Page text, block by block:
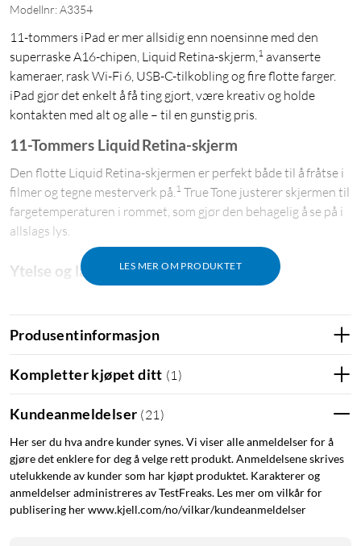
Modellnr: A3354
11-tommers iPad er mer allsidig enn noensinne med den
superraske A16-chipen, Liquid Retina-skjerm,1 avanserte
kameraer, rask Wi-Fi 6, USB-C-tilkobling og fire flotte farger.
iPad gjør det enkelt å få ting gjort, være kreativ og holde
kontakten med alt og alle – til en gunstig pris.
LES MER OM PRODUKTET
11-Tommers Liquid Retina-skjerm
Den flotte Liquid Retina-skjermen er perfekt både til å fråtse i
filmer og tegne mesterverk på. 1 True Tone justerer skjermen til
fargetemperaturen i rommet, som gjør den behagelig å se på i
allslags lys.
Ytelse og lagringsplass
å gjøre. Og med heldagsbatteri er iPad perfekt for å spille
oppslukende spill og redigere bilder og videoer.
iPadOS + apper
iPadOS gjør iPad enda mer produktiv, intuitiv og allsidig. Med
iPadOS kan du kjøre flere apper samtidig, og redigere og dele
bilder. iPad leveres med apper som Safari, Meldinger og
Keynote, og du finner over en million andre apper i App Store
som er designet for iPad.
Produsentinformasjon
Kompletter kjøpet ditt (1 )
Kundeanmeldelser (21 )
Her ser du hva andre kunder synes. Vi viser alle anmeldelser for å
gjøre det enklere for deg å velge rett produkt. Anmeldelsene skrives
utelukkende av kunder som har kjøpt produktet. Karakterer og
anmeldelser administreres av TestFreaks. Les mer om vilkår for
publisering her www.kjell.com/no/vilkar/kundeanmeldelser